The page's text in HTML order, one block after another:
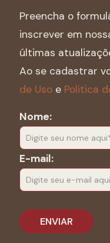
Preencha o
inscrever em
últimas
Ao se cadastrar
de Uso e Politica
Nome:
E-mail: